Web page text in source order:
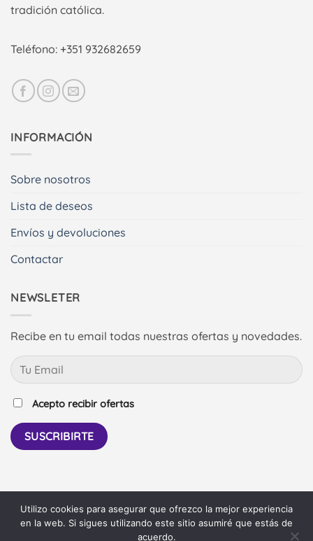
tradición católica.
Teléfono: +351 932682659
INFORMACIÓN
Sobre nosotros
Lista de deseos
Envíos y devoluciones
Contactar
NEWSLETER
Recibe en tu email todas nuestras ofertas y novedades.
Acepto recibir ofertas
PayPal Bank
Utilizo cookies para asegurar que ofrezco la mejor experiencia
en la web. Si sigues utilizando este sitio asumiré que estás de
acuerdo.